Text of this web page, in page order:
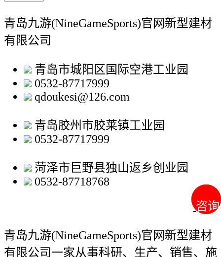
咨询
咨询
青岛九游(NineGameSports)官网新型建材
有限公司
青岛市城阳区国际空港工业园
0532-87717999
qdoukesi@126.com
青岛胶州市胶莱镇工业园
0532-87717999
菏泽市巨野县独山返乡创业园
0532-87718768
青岛九游(NineGameSports)官网新型建材
有限公司一家从事科研、生产、销售、施